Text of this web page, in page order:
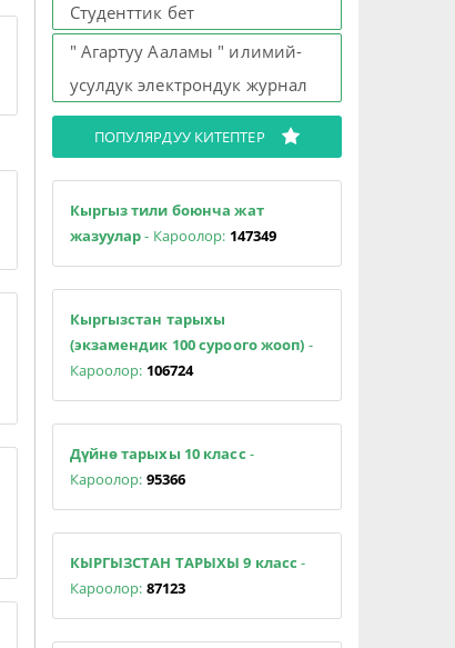
Студенттик бет
" Агартуу Ааламы " илимий-
усулдук электрондук журнал
ПОПУЛЯРДУУ КИТЕПТЕР
Кыргыз тили боюнча жат
жазуулар- Кароолор: 147349
Кыргызстан тарыхы
(экзамендик 100 суроого жооп) -
Кароолор: 106724
Дүйнө тарыхы 10 класс -
Кароолор: 95366
КЫРГЫЗСТАН ТАРЫХЫ 9 класс -
Кароолор: 87123